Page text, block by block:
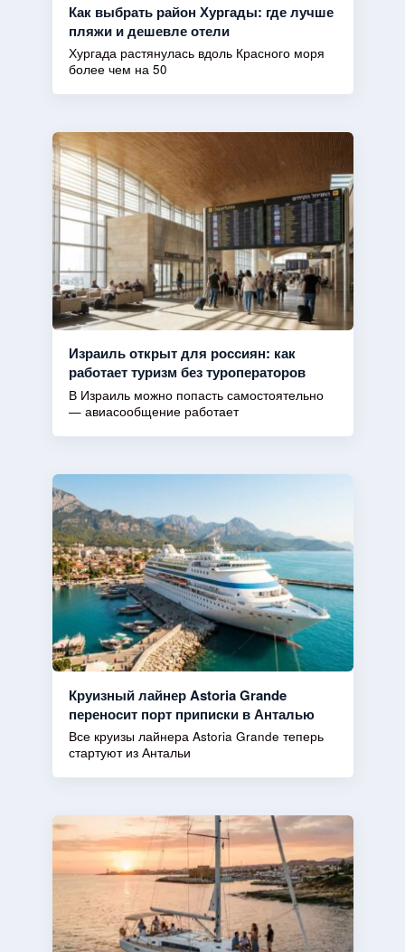
Как выбрать район Хургады: где лучше
пляжи и дешевле отели
Хургада растянулась вдоль Красного моря
более чем на 50
Израиль открыт для россиян: как
работает туризм без туроператоров
В Израиль можно попасть самостоятельно
— авиасообщение работает
Круизный лайнер Astoria Grande
переносит порт приписки в Анталью
Все круизы лайнера Astoria Grande теперь
стартуют из Антальи